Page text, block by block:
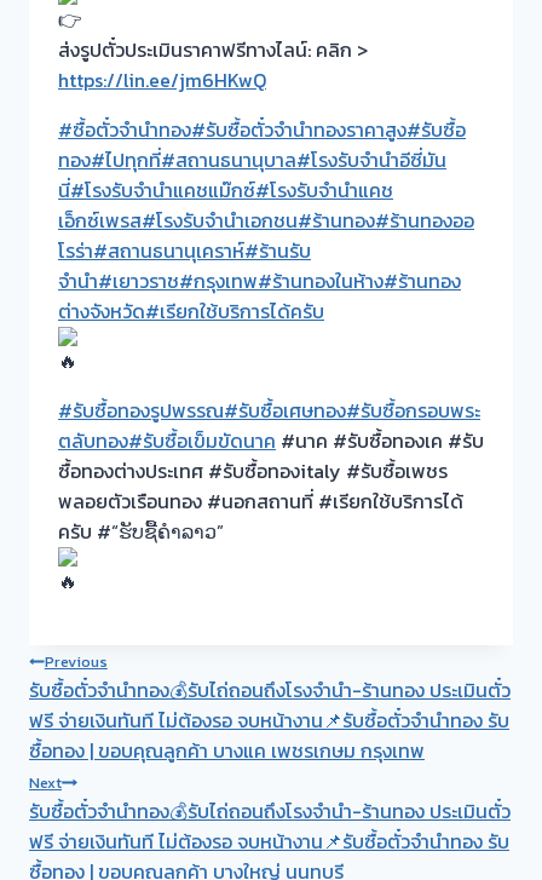
ส่งรูปตั๋วประเมินราคาฟรีทางไลน์: คลิก >
https://lin.ee/jm6HKwQ
#ซื้อตั๋วจำนำทอง#รับซื้อตั๋วจำนำทองราคาสูง#รับซื้อ
ทอง#ไปทุกที่#สถานธนานุบาล#โรงรับจำนำอีซี่มัน
นี่#โรงรับจำนำแคชแม๊กซ์#โรงรับจำนำแคช
เอ็กซ์เพรส#โรงรับจำนำเอกชน#ร้านทอง#ร้านทองออ
โรร่า#สถานธนานุเคราห์#ร้านรับ
จำนำ#เยาวราช#กรุงเทพ#ร้านทองในห้าง#ร้านทอง
ต่างจังหวัด#เรียกใช้บริการได้ครับ
#รับซื้อทองรูปพรรณ#รับซื้อเศษทอง#รับซื้อกรอบพระ
ตลับทอง#รับซื้อเข็มขัดนาค #นาค #รับซื้อทองเค #รับ
ซื้อทองต่างประเทศ #รับซื้อทองitaly #รับซื้อเพชร
พลอยตัวเรือนทอง #นอกสถานที่ #เรียกใช้บริการได้
ครับ #“ຮັບຊື້ຄຳລາວ”
Post
navigation
Previous
รับซื้อตั๋วจำนำทอง💰รับไถ่ถอนถึงโรงจำนำ-ร้านทอง ประเมินตั๋ว
ฟรี จ่ายเงินทันที ไม่ต้องรอ จบหน้างาน📌รับซื้อตั๋วจำนำทอง รับ
ซื้อทอง | ขอบคุณลูกค้า บางแค เพชรเกษม กรุงเทพ
Next
รับซื้อตั๋วจำนำทอง💰รับไถ่ถอนถึงโรงจำนำ-ร้านทอง ประเมินตั๋ว
ฟรี จ่ายเงินทันที ไม่ต้องรอ จบหน้างาน📌รับซื้อตั๋วจำนำทอง รับ
ซื้อทอง | ขอบคุณลูกค้า บางใหญ่ นนทบุรี